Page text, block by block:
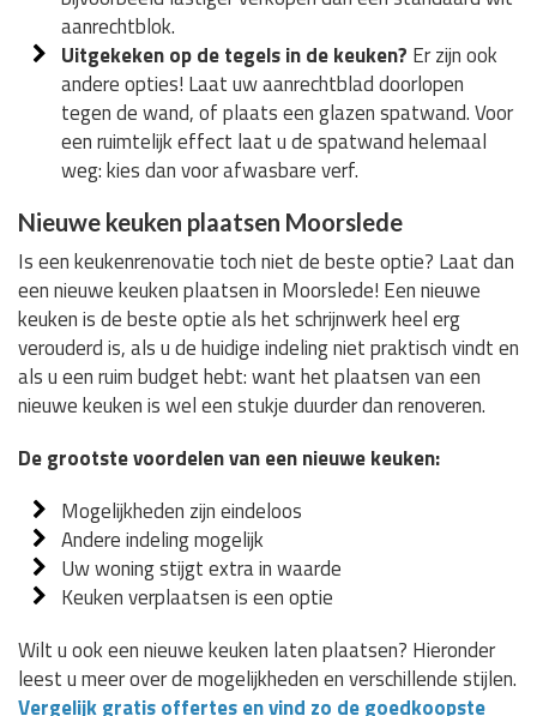
aanrechtblok.
Uitgekeken op de tegels in de keuken? Er zijn ook
andere opties! Laat uw aanrechtblad doorlopen
tegen de wand, of plaats een glazen spatwand. Voor
een ruimtelijk effect laat u de spatwand helemaal
weg: kies dan voor afwasbare verf.
Nieuwe keuken plaatsen Moorslede
Is een keukenrenovatie toch niet de beste optie? Laat dan
een nieuwe keuken plaatsen in Moorslede! Een nieuwe
keuken is de beste optie als het schrijnwerk heel erg
verouderd is, als u de huidige indeling niet praktisch vindt en
als u een ruim budget hebt: want het plaatsen van een
nieuwe keuken is wel een stukje duurder dan renoveren.
De grootste voordelen van een nieuwe keuken:
Mogelijkheden zijn eindeloos
Andere indeling mogelijk
Uw woning stijgt extra in waarde
Keuken verplaatsen is een optie
Wilt u ook een nieuwe keuken laten plaatsen? Hieronder
leest u meer over de mogelijkheden en verschillende stijlen.
Vergelijk gratis offertes en vind zo de goedkoopste